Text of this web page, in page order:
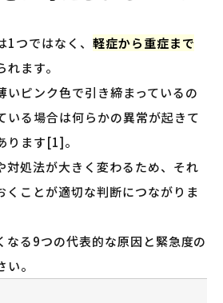
つではなく、 軽症から重症まで
れます。
いピンク色で引き締まっているの
いる場合は何らかの異常が起きて
ります[1]。
対処法が大きく変わるため、それ
くことが適切な判断につながりま
なる9つの代表的な原因と緊急度の
。